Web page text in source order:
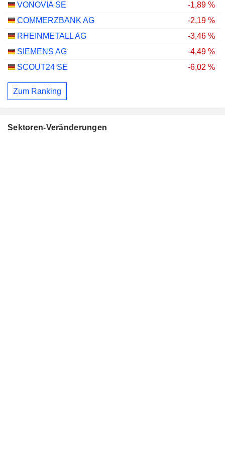
VONOVIA SE
-1,89 %
COMMERZBANK AG
-2,19 %
RHEINMETALL AG
-3,46 %
SIEMENS AG
-4,49 %
SCOUT24 SE
-6,02 %
Zum Ranking
Sektoren-Veränderungen